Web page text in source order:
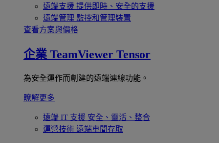
遠端支援 提供即時、安全的支援
遠端管理 監控和管理裝置
查看方案與價格
企業 TeamViewer Tensor
為安全運作而創建的遠端連線功能。
瞭解更多
遠端 IT 支援 安全、靈活、整合
運營技術 遠端車間存取